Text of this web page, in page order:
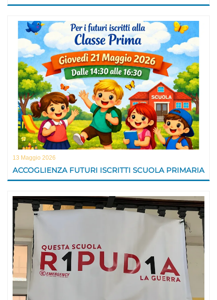
13 Maggio 2026
ACCOGLIENZA FUTURI ISCRITTI SCUOLA PRIMARIA